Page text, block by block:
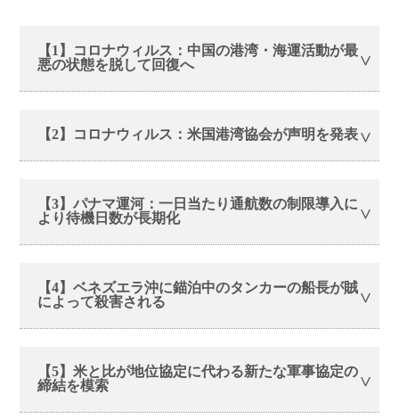
【1】コロナウィルス：中国の港湾・海運活動が最
悪の状態を脱して回復へ
【2】コロナウィルス：米国港湾協会が声明を発表
【3】パナマ運河：一日当たり通航数の制限導入に
より待機日数が長期化
【4】ベネズエラ沖に錨泊中のタンカーの船長が賊
によって殺害される
【5】米と比が地位協定に代わる新たな軍事協定の
締結を模索